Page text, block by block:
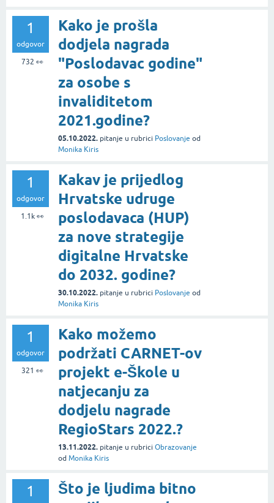
1
odgovor
732 👀
Kako je prošla
dodjela nagrada
"Poslodavac godine"
za osobe s
invaliditetom
2021.godine?
05.10.2022. pitanje u rubrici Poslovanje od
Monika Kiris
1
odgovor
1.1k👀
Kakav je prijedlog
Hrvatske udruge
poslodavaca (HUP)
za nove strategije
digitalne Hrvatske
do 2032. godine?
30.10.2022. pitanje u rubrici Poslovanje od
Monika Kiris
1
odgovor
321 👀
Kako možemo
podržati CARNET-ov
projekt e-Škole u
natjecanju za
dodjelu nagrade
RegioStars 2022.?
13.11.2022. pitanje u rubrici Obrazovanje
od Monika Kiris
1
Što je ljudima bitno